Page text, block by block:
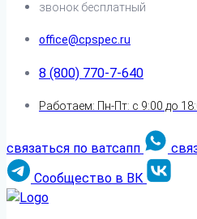
звонок бесплатный
office@cpspec.ru
8 (800) 770-7-640
Работаем: Пн-Пт: с 9:00 до
связаться по ватсапп
Сообщество в ВК